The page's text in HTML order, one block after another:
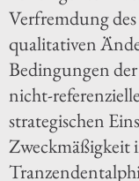
Verfremdung
qualitativen
Bedingungen
nicht-
strategischen
Zweckmäßigkeit